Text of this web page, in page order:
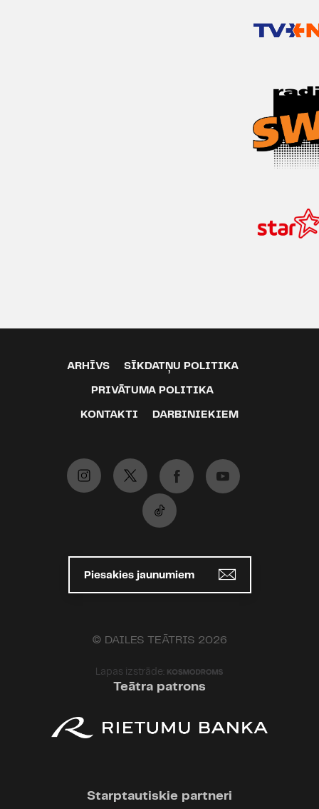
ARHĪVS SĪKDATŅU POLITIKA
PRIVĀTUMA POLITIKA
KONTAKTI DARBINIEKIEM
Piesakies jaunumiem
© DAILES TEĀTRIS 2026
Lapas izstrāde:
Teātra patrons
Starptautiskie partneri